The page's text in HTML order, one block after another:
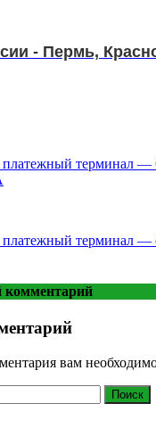
- Пермь,
терминал —
терминал —
комментарий
вам